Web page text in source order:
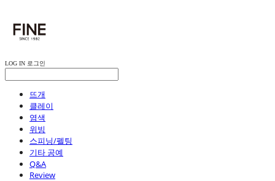
LOG IN 로그인
뜨개
클레이
염색
위빙
스피닝/펠팅
기타 공예
Q&A
Review